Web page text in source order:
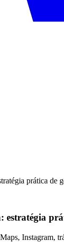
prática de
Instagram,